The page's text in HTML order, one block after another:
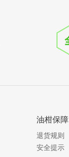
油柑保障
退货规则
安全提示